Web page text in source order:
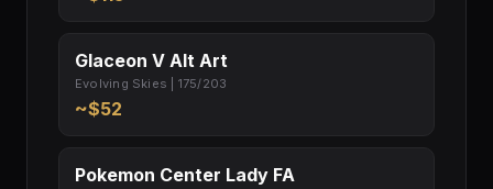
Glaceon V Alt Art
Evolving Skies | 175/203
~$52
Pokemon Center Lady FA